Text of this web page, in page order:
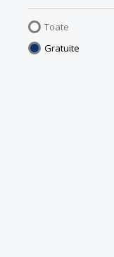
Toate
Gratuite